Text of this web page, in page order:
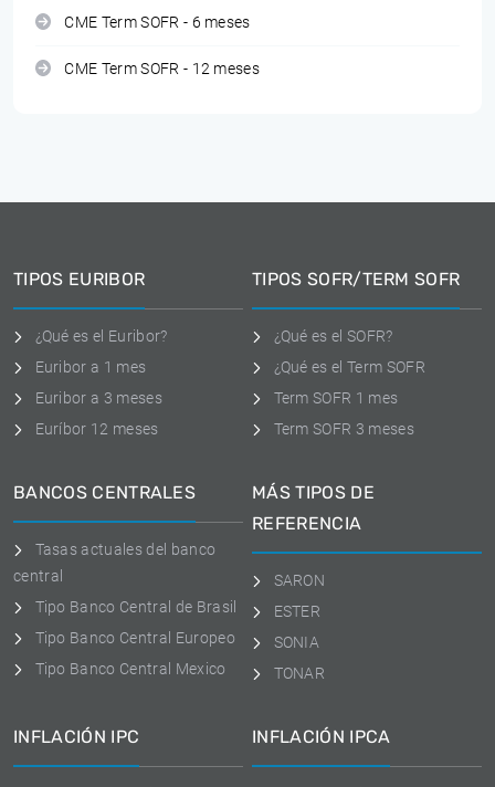
CME Term SOFR - 6 meses
CME Term SOFR - 12 meses
TIPOS EURIBOR
¿Qué es el Euribor?
Euribor a 1 mes
Euribor a 3 meses
Euríbor 12 meses
TIPOS SOFR/TERM SOFR
¿Qué es el SOFR?
¿Qué es el Term SOFR
Term SOFR 1 mes
Term SOFR 3 meses
BANCOS CENTRALES
Tasas actuales del banco
central
Tipo Banco Central de Brasil
Tipo Banco Central Europeo
Tipo Banco Central Mexico
MÁS TIPOS DE
REFERENCIA
SARON
ESTER
SONIA
TONAR
INFLACIÓN IPC INFLACIÓN IPCA